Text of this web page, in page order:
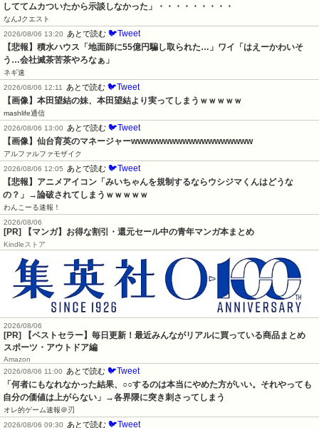
しててムカついたから示談しなかった」・・・・・・・・・
なんJクエスト
2026/08/06 13:20
あとで読む 🐦Tweet
【悲報】積水ハウス「地面師に55億円騙し取られた…」ワイ「はえーかわいそ
う…会社滅茶苦茶やろなぁ」
ネギ速
2026/08/06 12:11
あとで読む 🐦Tweet
【画像】本田望結の妹、本田望結より実ってしまうｗｗｗｗｗ
mashlife通信
2026/08/06 13:00
あとで読む 🐦Tweet
【画像】仙台育英のマネージャーwwwwwwwwwwwwwwwwwww
アルファルファモザイク
2026/08/06 12:05
あとで読む 🐦Tweet
【悲報】アニメアイコン「みいちゃんを規制するならウシジマくんはどうな
の？」→論破されてしまうｗｗｗｗｗ
わんこーる速報！
2026/08/06
[PR] 【マンガ】お得な割引・還元セール中の青年マンガ本まとめ
Kindleストア
2026/08/06
[PR] 【ベストセラー】毎日更新！最近みんながリアルに買っている商品まとめ
スポーツ・アウトドア編
Amazon
2026/08/06 11:00
あとで読む 🐦Tweet
「何者にもなれなかった結果、○○するのは本当にやめた方がいい。それやっても
自分の価値は上がらない」→各界隈に突き刺さってしまう
オレ的ゲーム速報＠刃
2026/08/06 09:30
あとで読む 🐦Tweet